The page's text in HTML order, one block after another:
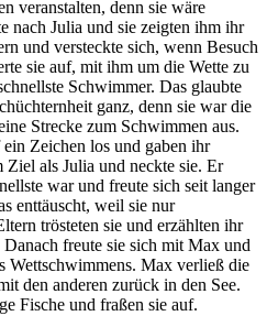
veranstalten, denn sie wäre
nach Julia und sie zeigten ihm ihr
und versteckte sich, wenn Besuch
sie auf, mit ihm um die Wette zu
Schwimmer. Das glaubte
ganz, denn sie war die
Strecke zum Schwimmen aus.
Zeichen los und gaben ihr
Ziel als Julia und neckte sie. Er
war und freute sich seit langer
enttäuscht, weil sie nur
trösteten sie und erzählten ihr
freute sie sich mit Max und
Wettschwimmens. Max verließ die
den anderen zurück in den See.
Fische und fraßen sie auf.